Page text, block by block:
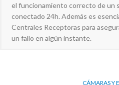
el funcionamiento correcto de un
conectado 24h. Además es
Centrales Receptoras para
un fallo en algún instante.
CÁMARAS Y